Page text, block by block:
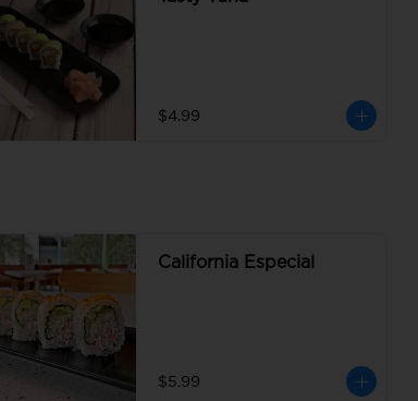
$4.99
California Especial
$5.99